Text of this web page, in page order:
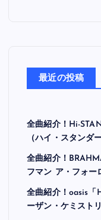
最近の投稿
全曲紹介！Hi-
（ハイ・スタンダ
全曲紹介！
フマン ア・フォー
全曲紹介！oasis
ーザン・ケミストリ